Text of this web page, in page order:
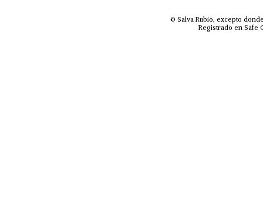
© Salva Rubio, excepto
Registrado en Safe